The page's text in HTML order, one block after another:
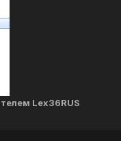
Lex36RUS